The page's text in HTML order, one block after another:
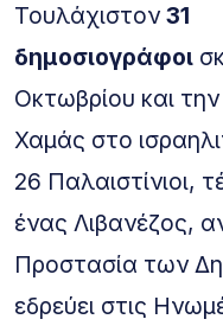
Τουλάχιστον 31
δημοσιογράφοι
Οκτωβρίου και
Χαμάς στο
26 Παλαιστίνιοι,
ένας Λιβανέζος,
Προστασία των
εδρεύει στις